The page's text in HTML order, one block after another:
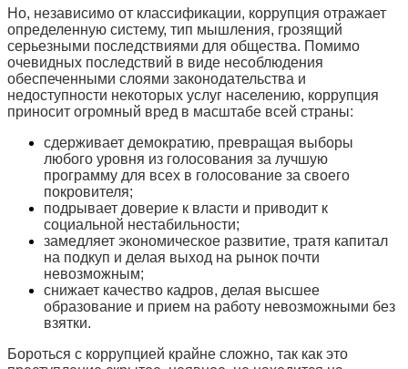
Но, независимо от классификации, коррупция отражает
определенную систему, тип мышления, грозящий
серьезными последствиями для общества. Помимо
очевидных последствий в виде несоблюдения
обеспеченными слоями законодательства и
недоступности некоторых услуг населению, коррупция
приносит огромный вред в масштабе всей страны:
сдерживает демократию, превращая выборы
любого уровня из голосования за лучшую
программу для всех в голосование за своего
покровителя;
подрывает доверие к власти и приводит к
социальной нестабильности;
замедляет экономическое развитие, тратя капитал
на подкуп и делая выход на рынок почти
невозможным;
снижает качество кадров, делая высшее
образование и прием на работу невозможными без
взятки.
Бороться с коррупцией крайне сложно, так как это